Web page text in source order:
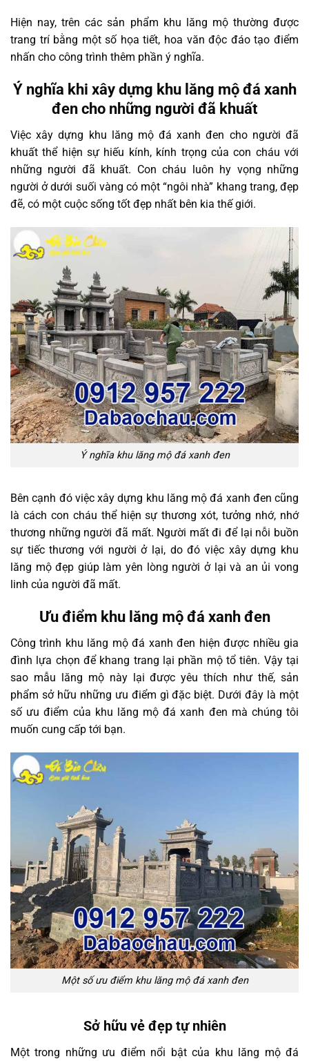
Hiện nay, trên các sản phẩm khu lăng mộ thường được
trang trí bằng một số họa tiết, hoa văn độc đáo tạo điểm
nhấn cho công trình thêm phần ý nghĩa.
Ý nghĩa khi xây dựng khu lăng mộ đá xanh
đen cho những người đã khuất
Việc xây dựng khu lăng mộ đá xanh đen cho người đã
khuất thể hiện sự hiếu kính, kính trọng của con cháu với
những người đã khuất. Con cháu luôn hy vọng những
người ở dưới suối vàng có một “ngôi nhà” khang trang, đẹp
đẽ, có một cuộc sống tốt đẹp nhất bên kia thế giới.
Ý nghĩa khu lăng mộ đá xanh đen
Bên cạnh đó việc xây dựng khu lăng mộ đá xanh đen cũng
là cách con cháu thể hiện sự thương xót, tưởng nhớ, nhớ
thương những người đã mất. Người mất đi để lại nỗi buồn
sự tiếc thương với người ở lại, do đó việc xây dựng khu
lăng mộ đẹp giúp làm yên lòng người ở lại và an ủi vong
linh của người đã mất.
Ưu điểm khu lăng mộ đá xanh đen
Công trình khu lăng mộ đá xanh đen hiện được nhiều gia
đình lựa chọn để khang trang lại phần mộ tổ tiên. Vậy tại
sao mẫu lăng mộ này lại được yêu thích như thế, sản
phẩm sở hữu những ưu điểm gì đặc biệt. Dưới đây là một
số ưu điểm của khu lăng mộ đá xanh đen mà chúng tôi
muốn cung cấp tới bạn.
Một số ưu điểm khu lăng mộ đá xanh đen
Sở hữu vẻ đẹp tự nhiên
Một trong những ưu điểm nổi bật của khu lăng mộ đá